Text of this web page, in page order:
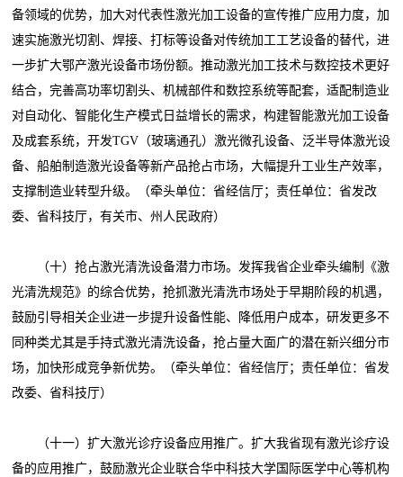
备领域的优势，加大对代表性激光加工设备的宣传推广应用力度，加
速实施激光切割、焊接、打标等设备对传统加工工艺设备的替代，进
一步扩大鄂产激光设备市场份额。推动激光加工技术与数控技术更好
结合，完善高功率切割头、机械部件和数控系统等配套，适配制造业
对自动化、智能化生产模式日益增长的需求，构建智能激光加工设备
及成套系统，开发TGV（玻璃通孔）激光微孔设备、泛半导体激光设
备、船舶制造激光设备等新产品抢占市场，大幅提升工业生产效率，
支撑制造业转型升级。（牵头单位：省经信厅；责任单位：省发改
委、省科技厅，有关市、州人民政府）
（十）抢占激光清洗设备潜力市场。发挥我省企业牵头编制《激
光清洗规范》的综合优势，抢抓激光清洗市场处于早期阶段的机遇，
鼓励引导相关企业进一步提升设备性能、降低用户成本，研发更多不
同种类尤其是手持式激光清洗设备，抢占量大面广的潜在新兴细分市
场，加快形成竞争新优势。（牵头单位：省经信厅；责任单位：省发
改委、省科技厅）
（十一）扩大激光诊疗设备应用推广。扩大我省现有激光诊疗设
备的应用推广，鼓励激光企业联合华中科技大学国际医学中心等机构